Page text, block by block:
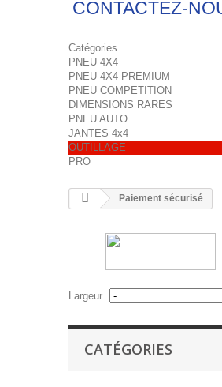
CONTACTEZ-
Catégories
PNEU 4X4
PNEU 4X4 PREMIUM
PNEU COMPETITION
DIMENSIONS RARES
PNEU AUTO
JANTES 4x4
OUTILLAGE
PRO
Paiement sécurisé
Largeur
CATÉGORIES